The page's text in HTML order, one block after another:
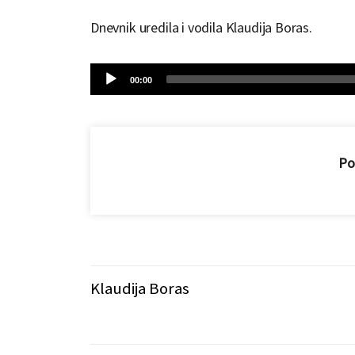
Dnevnik uredila i vodila Klaudija Boras.
Audio
Player
Current
00:00
Klaudija Boras